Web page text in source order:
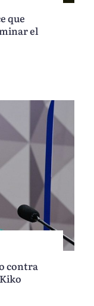
que
el
contra